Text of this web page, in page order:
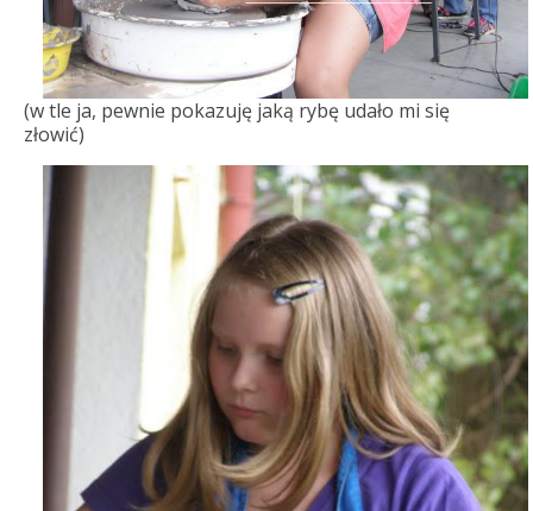
(w tle ja, pewnie pokazuję jaką rybę udało mi się
złowić)